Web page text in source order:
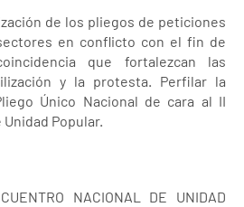
de los pliegos de peticiones
en conflicto con el fin de
que fortalezcan las
y la protesta. Perfilar la
Único Nacional de cara al II
Popular.
NACIONAL DE UNIDAD